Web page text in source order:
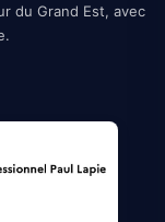
du Grand Est, avec